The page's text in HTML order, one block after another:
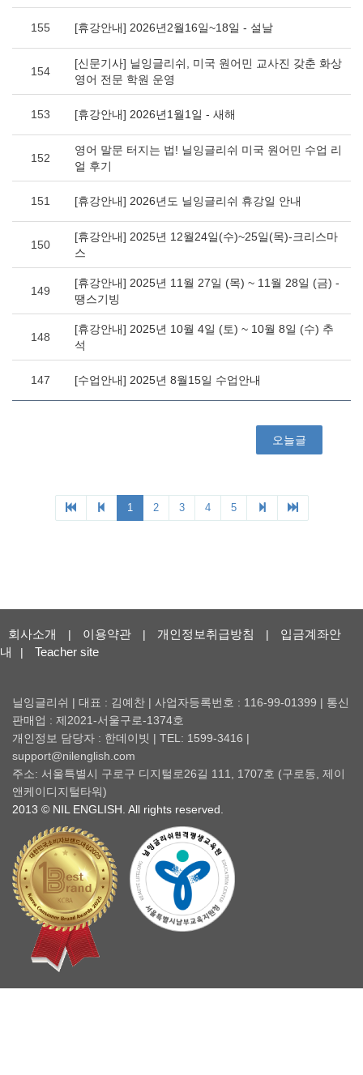
회사소개 | 이용약관 | 개인정보취급방침 |
입금계좌안
내
| Teacher site
닐잉글리쉬 | 대표 : 김예찬 | 사업자등록번호 : 116-99-01399 | 통신
판매업 : 제2021-서울구로-1374호
개인정보 담당자 : 한데이빗 | TEL: 1599-3416 |
support@nilenglish.com
주소: 서울특별시 구로구 디지털로26길 111, 1707호 (구로동, 제이
앤케이디지털타워)
2013 © NIL ENGLISH. All rights reserved.